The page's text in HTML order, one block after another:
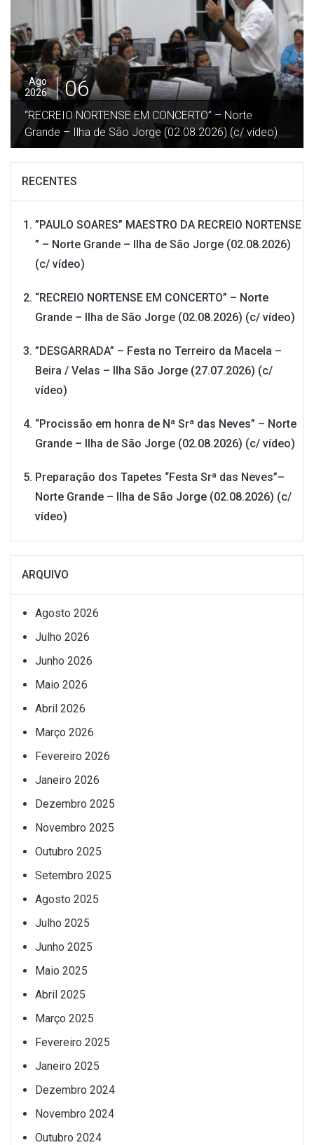
Ago
2026
06
“RECREIO NORTENSE EM CONCERTO” – Norte
Grande – Ilha de São Jorge (02.08.2026) (c/ vídeo)
RECENTES
”PAULO SOARES” MAESTRO DA RECREIO NORTENSE
” – Norte Grande – Ilha de São Jorge (02.08.2026)
(c/ vídeo)
“RECREIO NORTENSE EM CONCERTO” – Norte
Grande – Ilha de São Jorge (02.08.2026) (c/ vídeo)
”DESGARRADA” – Festa no Terreiro da Macela –
Beira / Velas – Ilha São Jorge (27.07.2026) (c/
vídeo)
“Procissão em honra de Nª Srª das Neves” – Norte
Grande – Ilha de São Jorge (02.08.2026) (c/ vídeo)
Preparação dos Tapetes “Festa Srª das Neves”–
Norte Grande – Ilha de São Jorge (02.08.2026) (c/
vídeo)
ARQUIVO
Agosto 2026
Julho 2026
Junho 2026
Maio 2026
Abril 2026
Março 2026
Fevereiro 2026
Janeiro 2026
Dezembro 2025
Novembro 2025
Outubro 2025
Setembro 2025
Agosto 2025
Julho 2025
Junho 2025
Maio 2025
Abril 2025
Março 2025
Fevereiro 2025
Janeiro 2025
Dezembro 2024
Novembro 2024
Outubro 2024